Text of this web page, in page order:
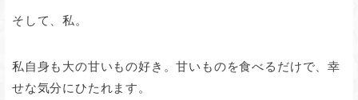
そして、私。
私自身も大の甘いもの好き。甘いものを食べるだけで、幸
せな気分にひたれます。